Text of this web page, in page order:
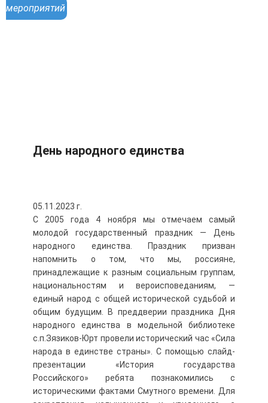
мероприятий
День народного единства
05.11.2023 г.
С 2005 года 4 ноября мы отмечаем самый
молодой государственный праздник — День
народного единства. Праздник призван
напомнить о том, что мы, россияне,
принадлежащие к разным социальным группам,
национальностям и вероисповеданиям, —
единый народ с общей исторической судьбой и
общим будущим. В преддверии праздника Дня
народного единства в модельной библиотеке
с.п.Зязиков-Юрт провели исторический час «Сила
народа в единстве страны». С помощью слайд-
презентации «История государства
Российского» ребята познакомились с
историческими фактами Смутного времени. Для